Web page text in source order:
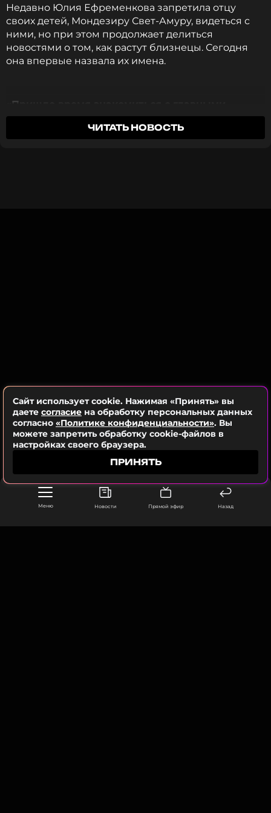
Меню Новости Прямой эфир Назад
рассказала, как едва не потеряла детей во время
беременности.
Фото: социальные сети Юлии Ефременковой
ПОДПИСАТЬСЯ
Недавно Юлия Ефременкова запретила отцу
своих детей, Мондезиру Свет-Амуру, видеться с
ними, но при этом продолжает делиться
новостями о том, как растут близнецы. Сегодня
она впервые назвала их имена.
«Пришло время знакомиться с главными
мужчинами моей жизни. Кристиану и Даниэлю
сегодня семь месяцев», — сообщила экс-
ЧИТАТЬ НОВОСТЬ
Сайт использует cookie. Нажимая «Принять» вы
даете согласие на обработку персональных данных
согласно «Политике конфиденциальности». Вы
можете запретить обработку cookie-файлов в
настройках своего браузера.
ПРИНЯТЬ